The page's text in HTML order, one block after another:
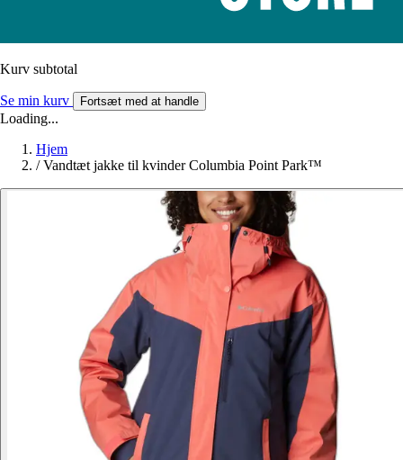
Kurv subtotal
Se min kurv Fortsæt med at handle
Loading...
Hjem
/ Vandtæt jakke til kvinder Columbia Point Park™